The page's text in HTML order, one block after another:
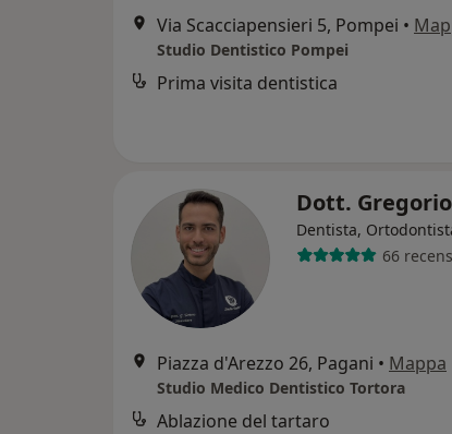
Via Scacciapensieri 5, Pompei •
Studio Dentistico Pompei
Prima visita dentistica
Dott.
Dentista,
66
Piazza d'Arezzo 26, Pagani • Mappa
Studio Medico Dentistico Tortora
Ablazione del tartaro